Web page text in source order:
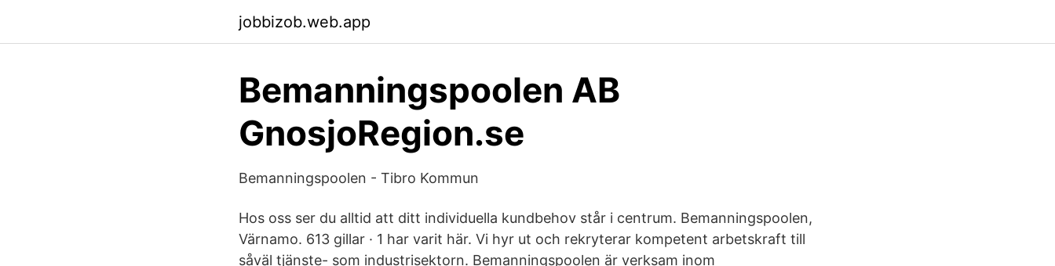
jobbizob.web.app
Bemanningspoolen AB
GnosjoRegion.se
Bemanningspoolen - Tibro Kommun
Hos oss ser du alltid att ditt individuella kundbehov står i centrum. Bemanningspoolen,
Värnamo. 613 gillar · 1 har varit här. Vi hyr ut och rekryterar kompetent arbetskraft till
såväl tjänste- som industrisektorn. Bemanningspoolen är verksam inom